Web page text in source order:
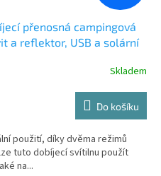
přenosná campingová
a reflektor, USB a solární
Skladem
Do košíku
použití, díky dvěma režimů
tuto dobíjecí svítilnu použít
na...